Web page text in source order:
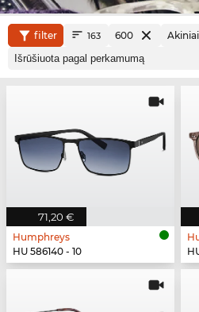
filter 163 600
71,20 €
Humphreys
HU 586140 - 10